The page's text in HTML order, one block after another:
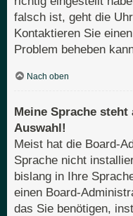
falsch ist, geht die
Kontaktieren Sie
Problem beheben
Nach oben
Meine Sprache
Auswahl!
Meist hat die Board-
Sprache nicht
bislang in Ihre
einen Board-
das Sie benötigen,